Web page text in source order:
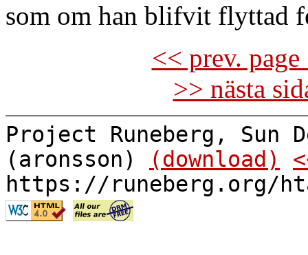
som om han blifvit flyttad
<< prev.
>> nästa
Project Runeberg, Sun
(aronsson)
(download)
https://runeberg.org/